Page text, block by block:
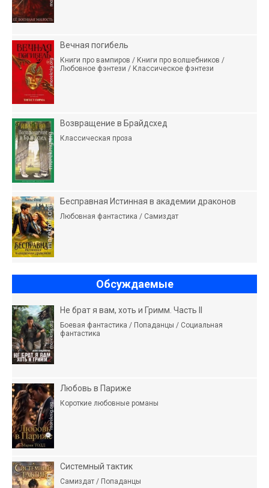
Вечная погибель
Книги про вампиров / Книги про волшебников /
Любовное фэнтези / Классическое фэнтези
Возвращение в Брайдсхед
Классическая проза
Бесправная Истинная в академии драконов
Любовная фантастика / Самиздат
Обсуждаемые
Не брат я вам, хоть и Гримм. Часть II
Боевая фантастика / Попаданцы / Социальная
фантастика
Любовь в Париже
Короткие любовные романы
Системный тактик
Самиздат / Попаданцы